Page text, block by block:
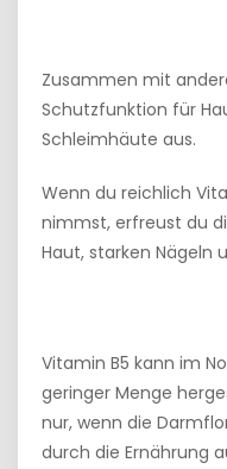
Zusammen mit
Schutzfunktion für
Schleimhäute aus.
Wenn du reichlich
nimmst, erfreust du
Haut, starken Nägeln
Vitamin B5 kann im
geringer Menge
nur, wenn die
durch die Ernährung